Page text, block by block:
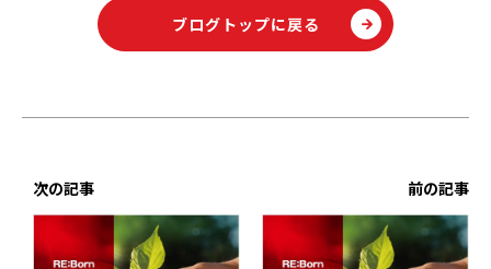
ブログトップに戻る
次の記事 前の記事